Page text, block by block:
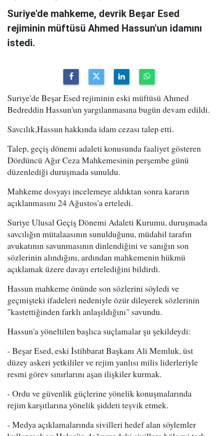
Suriye'de mahkeme, devrik Beşar Esed
rejiminin müftüsü Ahmed Hassun'un idamını
istedi.
Suriye'de Beşar Esed rejiminin eski müftüsü Ahmed
Bedreddin Hassun'un yargılanmasına bugün devam edildi.
Savcılık,Hassun hakkında idam cezası talep etti.
Talep, geçiş dönemi adaleti konusunda faaliyet gösteren
Dördüncü Ağır Ceza Mahkemesinin perşembe günü
düzenlediği duruşmada sunuldu.
Mahkeme dosyayı incelemeye aldıktan sonra kararın
açıklanmasını 24 Ağustos'a erteledi.
Suriye Ulusal Geçiş Dönemi Adaleti Kurumu, duruşmada
savcılığın mütalaasının sunulduğunu, müdahil tarafın
avukatının savunmasının dinlendiğini ve sanığın son
sözlerinin alındığını, ardından mahkemenin hükmü
açıklamak üzere davayı ertelediğini bildirdi.
Hassun mahkeme önünde son sözlerini söyledi ve
geçmişteki ifadeleri nedeniyle özür dileyerek sözlerinin
"kastettiğinden farklı anlaşıldığını" savundu.
Hassun'a yöneltilen başlıca suçlamalar şu şekildeydi:
- Beşar Esed, eski İstihbarat Başkanı Ali Memluk, üst
düzey askeri yetkililer ve rejim yanlısı milis liderleriyle
resmi görev sınırlarını aşan ilişkiler kurmak.
- Ordu ve güvenlik güçlerine yönelik konuşmalarında
rejim karşıtlarına yönelik şiddeti teşvik etmek.
- Medya açıklamalarında sivilleri hedef alan söylemler